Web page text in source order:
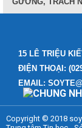
tiến bộ trong
TUẦN LỄ THẾ
Thông điệp
Những điểm
năm 2023
15 LÊ TRIỆU
ĐIỆN THOẠI:
EMAIL:
Copyright © 2018